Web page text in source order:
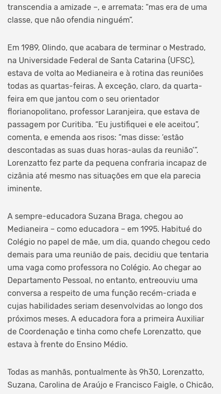
transcendia a amizade –, e arremata: “mas era de uma
classe, que não ofendia ninguém”.
Em 1989, Olindo, que acabara de terminar o Mestrado,
na Universidade Federal de Santa Catarina (UFSC),
estava de volta ao Medianeira e à rotina das reuniões
todas as quartas-feiras. À exceção, claro, da quarta-
feira em que jantou com o seu orientador
florianopolitano, professor Laranjeira, que estava de
passagem por Curitiba. “Eu justifiquei e ele aceitou”,
comenta, e emenda aos risos: “mas disse: ‘estão
descontadas as suas duas horas-aulas da reunião’”.
Lorenzatto fez parte da pequena confraria incapaz de
cizânia até mesmo nas situações em que ela parecia
iminente.
A sempre-educadora Suzana Braga, chegou ao
Medianeira – como educadora – em 1995. Habitué do
Colégio no papel de mãe, um dia, quando chegou cedo
demais para uma reunião de pais, decidiu que tentaria
uma vaga como professora no Colégio. Ao chegar ao
Departamento Pessoal, no entanto, entreouviu uma
conversa a respeito de uma função recém-criada e
cujas habilidades seriam desenvolvidas ao longo dos
próximos meses. A educadora fora a primeira Auxiliar
de Coordenação e tinha como chefe Lorenzatto, que
estava à frente do Ensino Médio.
Todas as manhãs, pontualmente às 9h30, Lorenzatto,
Suzana, Carolina de Araújo e Francisco Faigle, o Chicão,